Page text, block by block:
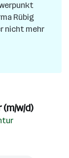
Rübig
nicht mehr
w/d)